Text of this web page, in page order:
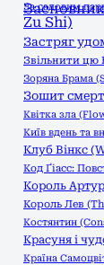
За садовим
Zu Shi)
Застряг
Звільнити цю
Зоряна Брама
Зошит
Квітка зла
Київ вдень та
Клуб Вінкс
Код Ґіасс:
Король
Король Лев
Костянтин
Красуня і
Країна